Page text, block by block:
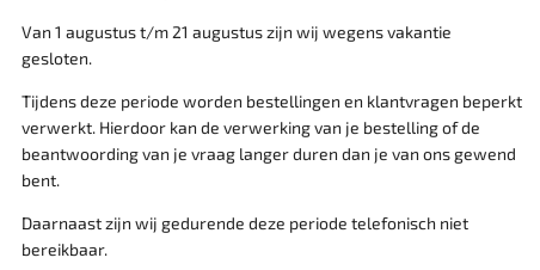
Van 1 augustus t/m 21 augustus zijn wij wegens vakantie
gesloten.
Tijdens deze periode worden bestellingen en klantvragen beperkt
verwerkt. Hierdoor kan de verwerking van je bestelling of de
beantwoording van je vraag langer duren dan je van ons gewend
bent.
Daarnaast zijn wij gedurende deze periode telefonisch niet
bereikbaar.